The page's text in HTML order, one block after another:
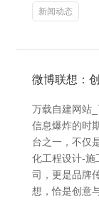
新闻动态
微博联想：
万载自建网站
信息爆炸的时
台之一，不仅
化工程设计-施
司，更是品牌
想，恰是创意